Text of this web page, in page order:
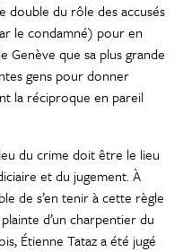
double du rôle des accusés
le condamné) pour en
Genève que sa plus grande
gens pour donner
la réciproque en pareil
du crime doit être le lieu
et du jugement. À
de s’en tenir à cette règle
d’un charpentier du
Étienne Tataz a été jugé